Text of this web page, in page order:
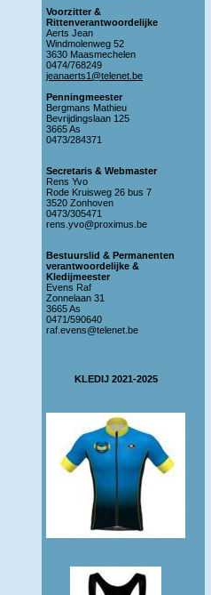
Voorzitter &
Rittenverantwoordelijke
Aerts Jean
Windmolenweg 52
3630 Maasmechelen
0474/768249
jeanaerts1@telenet.be
Penningmeester
Bergmans Mathieu
Bevrijdingslaan 125
3665 As
0473/284371
Secretaris & Webmaster
Rens Yvo
Rode Kruisweg 26 bus 7
3520 Zonhoven
0473/305471
rens.yvo@proximus.be
Bestuurslid & Permanenten
verantwoordelijke &
Kledijmeester
Evens Raf
Zonnelaan 31
3665 As
0471/590640
raf.evens@telenet.be
KLEDIJ 2021-2025